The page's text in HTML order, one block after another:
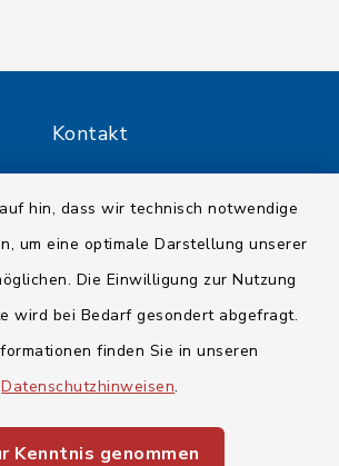
hin, dass wir technisch notwendige
um eine optimale Darstellung unserer
Die Einwilligung zur Nutzung
wird bei Bedarf gesondert abgefragt.
finden Sie in unseren
Datenschutzhinweisen.
Kenntnis genommen
Kontakt
Datenschutz
Impressum
Sitemap
Einstellungen